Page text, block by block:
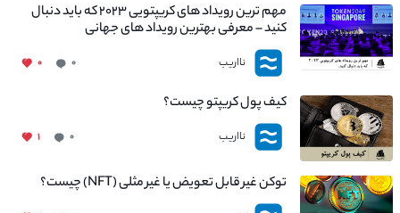
مهم ترین رویداد های کریپتویی ۲۰۲۳ که باید دنبال
کنید – معرفی بهترین رویداد های جهانی
نااریب ۰ ۰
کیف پول کریپتو چیست؟
نااریب ۰ ۱
توکن غیر قابل تعویض یا غیر مثلی (NFT) چیست؟